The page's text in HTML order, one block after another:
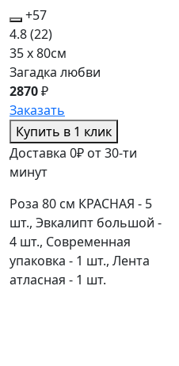
+57
4.8(22)
35 x 80см
Загадка любви
2870₽
Заказать
Купить в 1 клик
Доставка 0₽ от 30-ти
минут
Роза 80 см КРАСНАЯ - 5
шт., Эвкалипт большой -
4 шт., Современная
упаковка - 1 шт., Лента
атласная - 1 шт.